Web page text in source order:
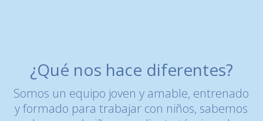
¿Qué nos hace diferentes?
Somos un equipo joven y amable, entrenado
y formado para trabajar con niños, sabemos